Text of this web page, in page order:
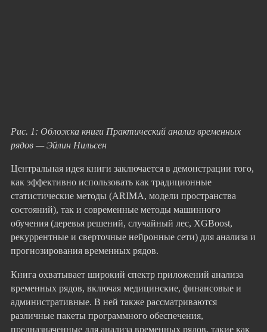
Рис. 1: Обложка книги Практический анализ временных
рядов — Эйлин Нильсен
Центральная идея книги заключается в демонстрации того,
как эффективно использовать как традиционные
статистические методы (ARIMA, модели пространства
состояний), так и современные методы машинного
обучения (деревья решений, случайный лес, XGBoost,
рекуррентные и сверточные нейронные сети) для анализа и
прогнозирования временных рядов.
Книга охватывает широкий спектр приложений анализа
временных рядов, включая медицинские, финансовые и
административные. В ней также рассматриваются
различные пакеты программного обеспечения,
предназначенные для анализа временных рядов, такие как